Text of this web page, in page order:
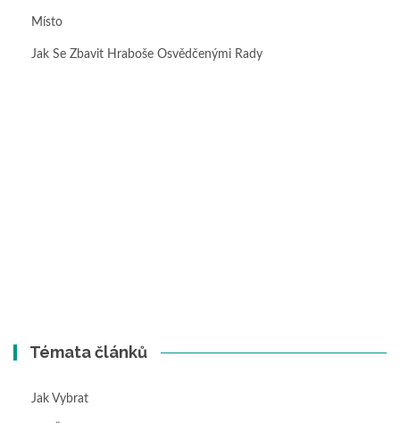
Místo
Jak Se Zbavit Hraboše Osvědčenými Rady
Témata článků
Jak Vybrat